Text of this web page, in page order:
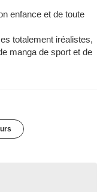
enfance et de toute
totalement iréalistes,
manga de sport et de